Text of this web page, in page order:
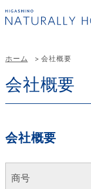
ホーム 会社概要
会社概要
会社概要
商号